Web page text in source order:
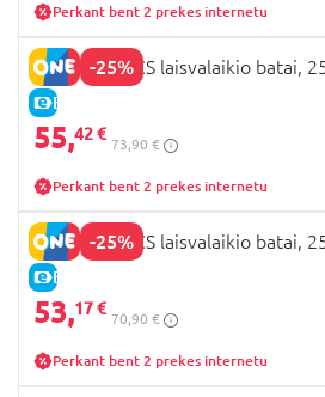
Perkant bent 2 prekes internetu
-25%
E-KAINA
BIOMECANICS laisvalaikio batai,
55,42 €
73,90 €
Perkant bent 2 prekes internetu
-25%
E-KAINA
BIOMECANICS laisvalaikio batai,
53,17 €
70,90 €
Perkant bent 2 prekes internetu